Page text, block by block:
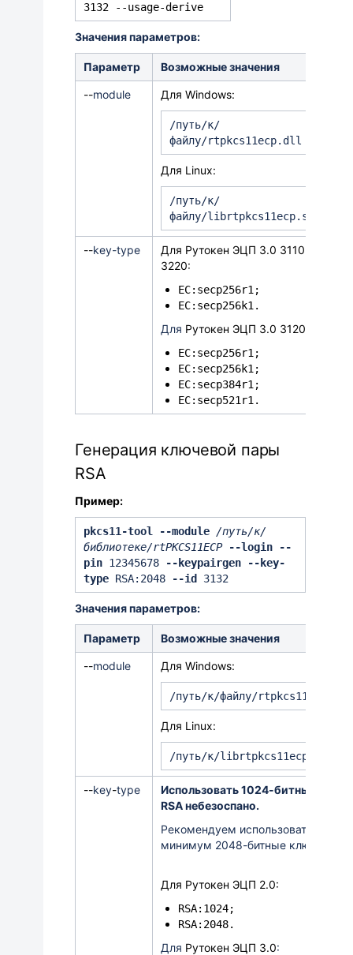
3132 --usage-derive
Значения параметров:
Параметр Возможные значения
--module Для Windows:
/путь/к/
файлу/rtpkcs11ecp.dll
Для Linux:
/путь/к/
файлу/librtpkcs11ecp.so
--key-type
Для Рутокен ЭЦП 3.0 3110 и
3220:
EC:secp256r1;
EC:secp256k1.
Для Рутокен ЭЦП 3.0 3120
EC:secp256r1;
EC:secp256k1;
EC:secp384r1;
EC:secp521r1.
Генерация ключевой пары
RSA
Пример:
pkcs11-tool --module /путь/к/
библиотеке/rtPKCS11ECP
--login --
pin 12345678
--keypairgen --key-
type RSA:2048 --id 3132
Значения параметров:
Параметр Возможные значения
--module Для Windows:
/путь/к/файлу/rtpkcs11ecp.dll
Для Linux:
/путь/к/librtpkcs11ecp.so
--key-type
Использовать 1024-битные ключи
RSA небезоспано.
Рекомендуем использовать как
минимум 2048-битные ключи.
Для Рутокен ЭЦП 2.0:
RSA:1024;
RSA:2048.
Для Рутокен ЭЦП 3.0: